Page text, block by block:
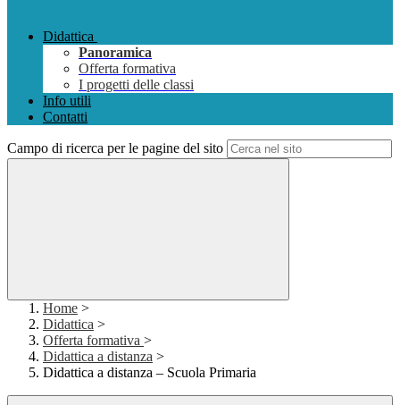
Didattica
Panoramica
Offerta formativa
I progetti delle classi
Info utili
Contatti
Campo di ricerca per le pagine del sito
Home >
Didattica >
Offerta formativa >
Didattica a distanza >
Didattica a distanza – Scuola Primaria